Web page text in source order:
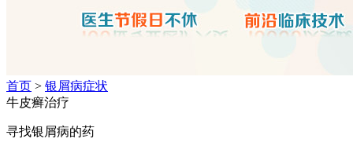
首页 > 银屑病症状
牛皮癣治疗
寻找银屑病的药